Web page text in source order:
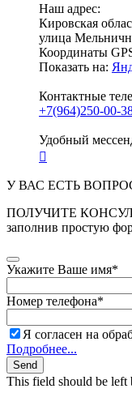
Наш адрес:
Кировская
улица
Координаты
Показать на:
Контактные
+7(964)250-00-
Удобный
У ВАС ЕСТЬ
ПОЛУЧИТЕ
заполнив простую
Укажите Ваше имя*
Номер телефона*
Я согласен на
Подробнее...
Send
This field should be left